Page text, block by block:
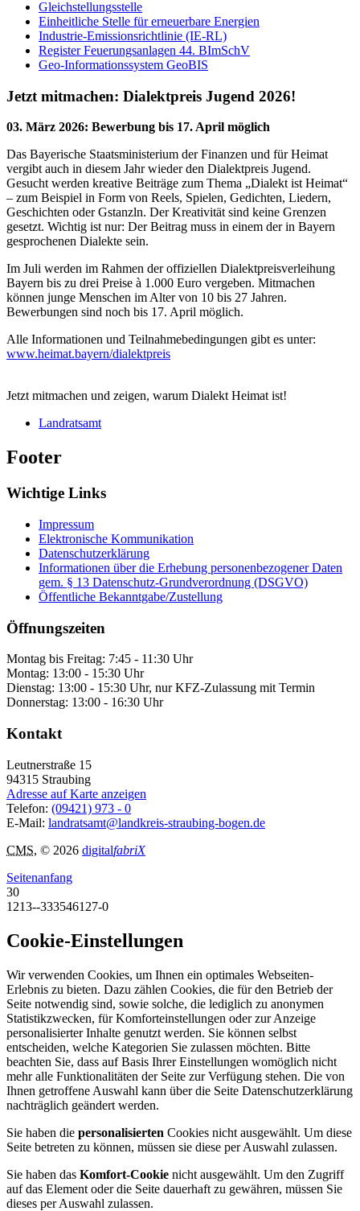
Gleichstellungsstelle
Einheitliche Stelle für erneuerbare Energien
Industrie-Emissionsrichtlinie (IE-RL)
Register Feuerungsanlagen 44. BImSchV
Geo-Informationssystem GeoBIS
Jetzt mitmachen: Dialektpreis Jugend 2026!
03. März 2026: Bewerbung bis 17. April möglich
Das Bayerische Staatsministerium der Finanzen und für Heimat
vergibt auch in diesem Jahr wieder den Dialektpreis Jugend.
Gesucht werden kreative Beiträge zum Thema „Dialekt ist Heimat“
– zum Beispiel in Form von Reels, Spielen, Gedichten, Liedern,
Geschichten oder Gstanzln. Der Kreativität sind keine Grenzen
gesetzt. Wichtig ist nur: Der Beitrag muss in einem der in Bayern
gesprochenen Dialekte sein.
Im Juli werden im Rahmen der offiziellen Dialektpreisverleihung
Bayern bis zu drei Preise à 1.000 Euro vergeben. Mitmachen
können junge Menschen im Alter von 10 bis 27 Jahren.
Bewerbungen sind noch bis 17. April möglich.
Alle Informationen und Teilnahmebedingungen gibt es unter:
www.heimat.bayern/dialektpreis
Jetzt mitmachen und zeigen, warum Dialekt Heimat ist!
Landratsamt
Footer
Wichtige Links
Impressum
Elektronische Kommunikation
Datenschutzerklärung
Informationen über die Erhebung personenbezogener Daten
gem. § 13 Datenschutz-Grundverordnung (DSGVO)
Öffentliche Bekanntgabe/Zustellung
Öffnungszeiten
Montag bis Freitag: 7:45 - 11:30 Uhr
Montag: 13:00 - 15:30 Uhr
Dienstag: 13:00 - 15:30 Uhr, nur KFZ-Zulassung mit Termin
Donnerstag: 13:00 - 16:30 Uhr
Kontakt
Leutnerstraße 15
94315 Straubing
Adresse auf Karte anzeigen
Telefon: (09421) 973 - 0
E-Mail: landratsamt@landkreis-straubing-bogen.de
CMS, © 2026 digitalfabriX
Seitenanfang
30
1213--333546127-0
Cookie-Einstellungen
Wir verwenden Cookies, um Ihnen ein optimales Webseiten-
Erlebnis zu bieten. Dazu zählen Cookies, die für den Betrieb der
Seite notwendig sind, sowie solche, die lediglich zu anonymen
Statistikzwecken, für Komforteinstellungen oder zur Anzeige
personalisierter Inhalte genutzt werden. Sie können selbst
entscheiden, welche Kategorien Sie zulassen möchten. Bitte
beachten Sie, dass auf Basis Ihrer Einstellungen womöglich nicht
mehr alle Funktionalitäten der Seite zur Verfügung stehen. Die von
Ihnen getroffene Auswahl kann über die Seite Datenschutzerklärung
nachträglich geändert werden.
Sie haben die personalisierten Cookies nicht ausgewählt. Um diese
Seite betreten zu können, müssen sie diese per Auswahl zulassen.
Sie haben das Komfort-Cookie nicht ausgewählt. Um den Zugriff
auf das Element oder die Seite dauerhaft zu gewähren, müssen Sie
dieses per Auswahl zulassen.